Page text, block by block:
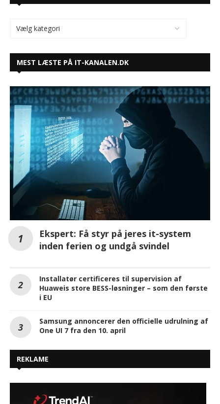
MEST LÆSTE PÅ IT-KANALEN.DK
Ekspert: Få styr på jeres it-system
inden ferien og undgå svindel
Installatør certificeres til supervision af
Huaweis store BESS-løsninger – som den første
i EU
Samsung annoncerer den officielle udrulning af
One UI 7 fra den 10. april
REKLAME